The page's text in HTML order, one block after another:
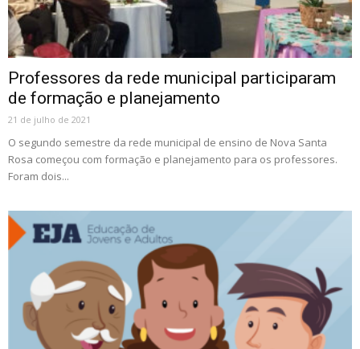
Professores da rede municipal participaram
de formação e planejamento
21 de julho de 2021
O segundo semestre da rede municipal de ensino de Nova Santa
Rosa começou com formação e planejamento para os professores.
Foram dois...